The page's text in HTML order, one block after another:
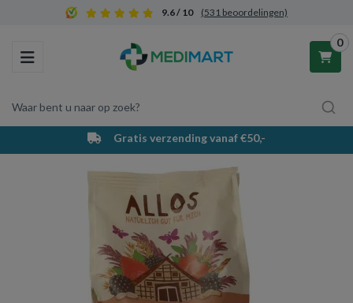
9.6 / 10 (531 beoordelingen)
Toggle navigation
Waar bent u naar op zoek?
0
Winkelwagen
Uw winkelwagen is leeg.
Vul hem met producten.
Gratis verzending vanaf €50,-